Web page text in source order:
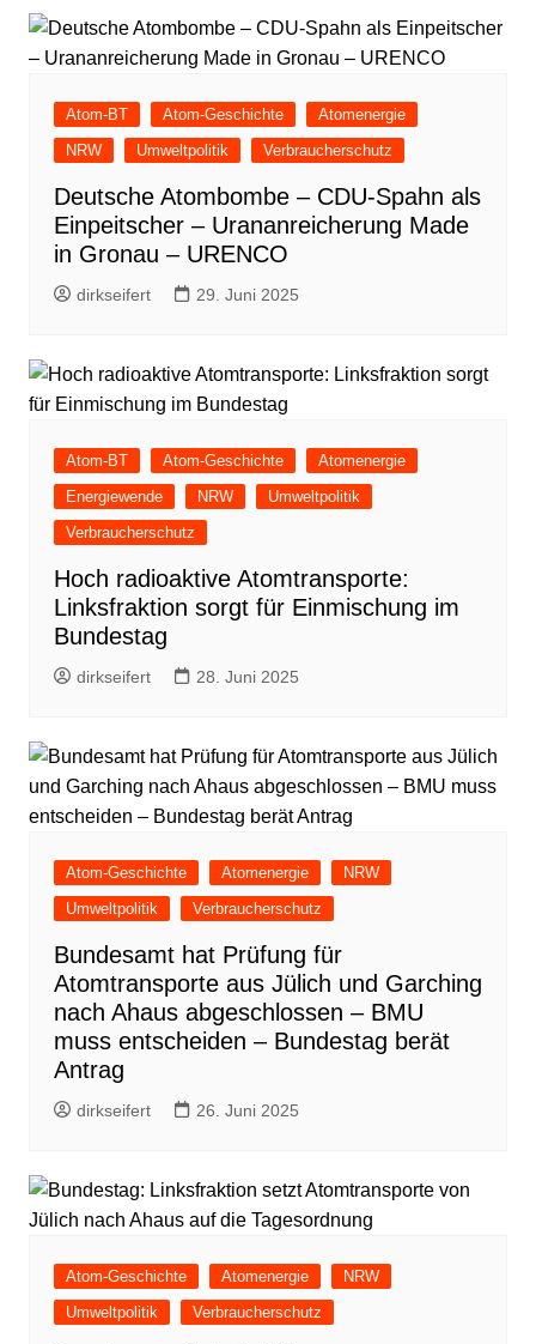
Atom-BT Atom-Geschichte
Atomenergie
NRW
Umweltpolitik Verbraucherschutz
Deutsche Atombombe – CDU-Spahn als
Einpeitscher – Urananreicherung Made
in Gronau – URENCO
dirkseifert 29. Juni 2025
Atom-BT Atom-Geschichte
Atomenergie
Energiewende
NRW
Umweltpolitik
Verbraucherschutz
Hoch radioaktive Atomtransporte:
Linksfraktion sorgt für Einmischung im
Bundestag
dirkseifert 28. Juni 2025
Atom-Geschichte Atomenergie
NRW
Umweltpolitik
Verbraucherschutz
Bundesamt hat Prüfung für
Atomtransporte aus Jülich und Garching
nach Ahaus abgeschlossen – BMU
muss entscheiden – Bundestag berät
Antrag
dirkseifert 26. Juni 2025
Atom-Geschichte Atomenergie
NRW
Umweltpolitik
Verbraucherschutz